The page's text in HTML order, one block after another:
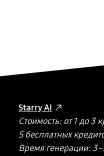
Starry AI
Стоимость: от 1 до 3
5 бесплатных
Время генерации: